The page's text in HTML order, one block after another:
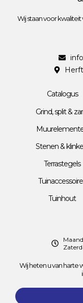
Wij staan voor
Catalogus
Grind, split &
Stenen &
Terrastegels
Tuinhout
Wij heten u van harte